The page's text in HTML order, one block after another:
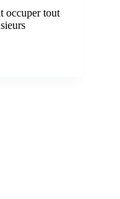
occuper tout